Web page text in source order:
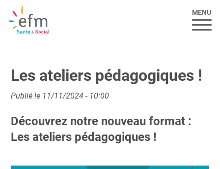
MENU
Les ateliers pédagogiques !
Publié le 11/11/2024 - 10:00
Découvrez notre nouveau format :
Les ateliers pédagogiques !